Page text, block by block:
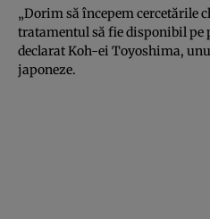
„Dorim să începem cercetările
tratamentul să fie disponibil pe
declarat Koh-ei Toyoshima,
japoneze.